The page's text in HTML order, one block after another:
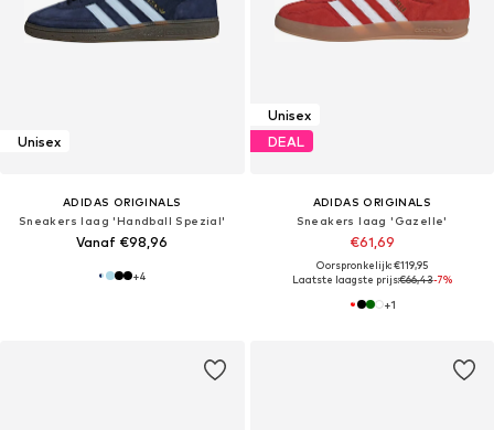
Unisex
ADIDAS ORIGINALS
Sneakers laag 'Handball Spezial'
Vanaf €98,96
+4
Unisex
DEAL
ADIDAS ORIGINALS
Sneakers laag 'Gazelle'
€61,69
Oorspronkelijk: €119,95
Laatste laagste prijs:€66,43-7%
+1